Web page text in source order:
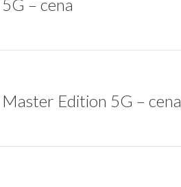
– cena
Edition 5G – cena